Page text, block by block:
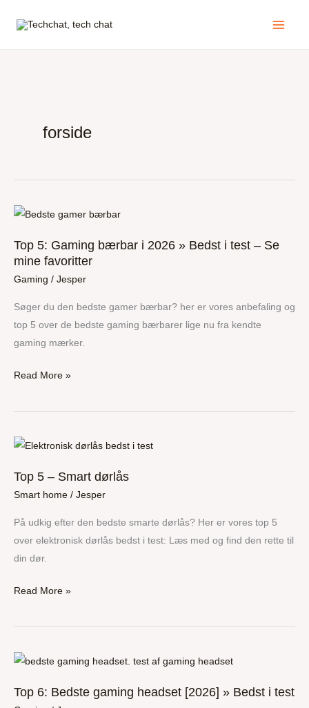
forside
Top 5: Gaming bærbar i 2026 » Bedst i test – Se
mine favoritter
Gaming / Jesper
Søger du den bedste gamer bærbar? her er vores anbefaling og
top 5 over de bedste gaming bærbarer lige nu fra kendte
gaming mærker.
Top
Gaming
bærbar
i
2026
»
Bedst
test
Se
favoritter
Read More »
Top 5 – Smart dørlås
Smart home / Jesper
På udkig efter den bedste smarte dørlås? Her er vores top 5
over elektronisk dørlås bedst i test: Læs med og find den rette til
din dør.
Top
–
Smart
dørlås
Read More »
Top 6: Bedste gaming headset [2026] » Bedst i test
Top
Bedste